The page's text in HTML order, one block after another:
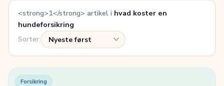
<strong>1</strong> artikel i hvad koster en
hundeforsikring
Sorter:
Forsikring